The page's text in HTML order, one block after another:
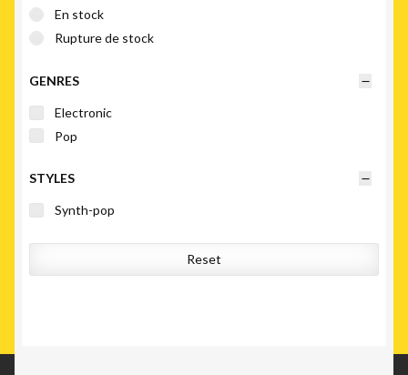
En stock
Rupture de stock
GENRES
Electronic
Pop
STYLES
Synth-pop
Reset